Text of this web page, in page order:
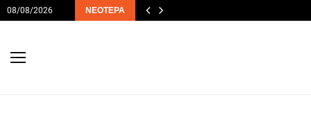
08/08/2026 ΝΕΌΤΕΡΑ